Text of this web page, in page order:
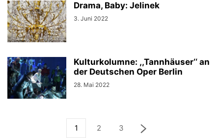
Drama, Baby: Jelinek
3. Juni 2022
Kulturkolumne: ,,Tannhäuser‘‘ an
der Deutschen Oper Berlin
28. Mai 2022
1 2 3